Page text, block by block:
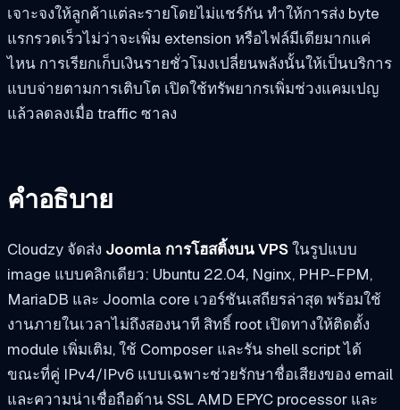
เจาะจงให้ลูกค้าแต่ละรายโดยไม่แชร์กัน ทำให้การส่ง byte
แรกรวดเร็วไม่ว่าจะเพิ่ม extension หรือไฟล์มีเดียมากแค่
ไหน การเรียกเก็บเงินรายชั่วโมงเปลี่ยนพลังนั้นให้เป็นบริการ
แบบจ่ายตามการเติบโต เปิดใช้ทรัพยากรเพิ่มช่วงแคมเปญ
แล้วลดลงเมื่อ traffic ซาลง
คำอธิบาย
Cloudzy จัดส่ง Joomla การโฮสติ้งบน VPSในรูปแบบ
image แบบคลิกเดียว: Ubuntu 22.04, Nginx, PHP-FPM,
MariaDB และ Joomla core เวอร์ชันเสถียรล่าสุด พร้อมใช้
งานภายในเวลาไม่ถึงสองนาที สิทธิ์ root เปิดทางให้ติดตั้ง
module เพิ่มเติม, ใช้ Composer และรัน shell script ได้
ขณะที่คู่ IPv4/IPv6 แบบเฉพาะช่วยรักษาชื่อเสียงของ email
และความน่าเชื่อถือด้าน SSL AMD EPYC processor และ